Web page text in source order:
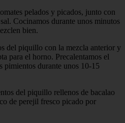
pelados y picados, junto con
Cocinamos durante unos minutos
bien.
del piquillo con la mezcla anterior y
para el horno. Precalentamos el
pimientos durante unos 10-15
del piquillo rellenos de bacalao
de perejil fresco picado por